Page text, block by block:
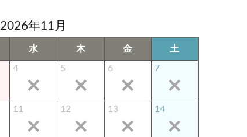
2026年11月
水 木 金 土
4 5 6 7
11 12 13 14